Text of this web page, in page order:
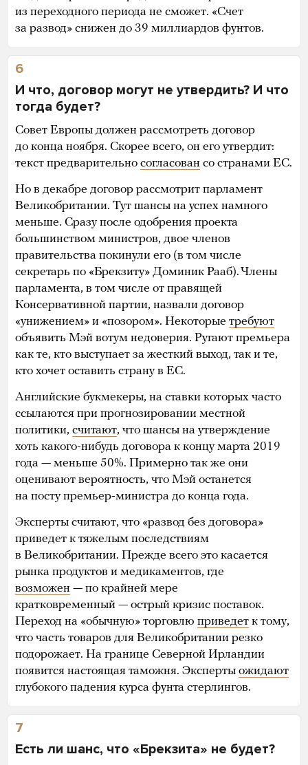
из переходного периода не сможет. «Счет
за развод» снижен до 39 миллиардов фунтов.
6
И что, договор могут не утвердить? И что
тогда будет?
Совет Европы должен рассмотреть договор
до конца ноября. Скорее всего, он его утвердит:
текст предварительно согласован со странами ЕС.
Но в декабре договор рассмотрит парламент
Великобритании. Тут шансы на успех намного
меньше. Сразу после одобрения проекта
большинством министров, двое членов
правительства покинули его (в том числе
секретарь по «Брекзиту» Доминик Рааб). Члены
парламента, в том числе от правящей
Консервативной партии, назвали договор
«унижением» и «позором». Некоторые требуют
объявить Мэй вотум недоверия. Ругают премьера
как те, кто выступает за жесткий выход, так и те,
кто хочет оставить страну в ЕС.
Английские букмекеры, на ставки которых часто
ссылаются при прогнозировании местной
политики, считают, что шансы на утверждение
хоть какого-нибудь договора к концу марта 2019
года — меньше 50%. Примерно так же они
оценивают вероятность, что Мэй останется
на посту премьер-министра до конца года.
Эксперты считают, что «развод без договора»
приведет к тяжелым последствиям
в Великобритании. Прежде всего это касается
рынка продуктов и медикаментов, где
возможен — по крайней мере
кратковременный — острый кризис поставок.
Переход на «обычную» торговлю приведет к тому,
что часть товаров для Великобритании резко
подорожает. На границе Северной Ирландии
появится настоящая таможня. Эксперты ожидают
глубокого падения курса фунта стерлингов.
7
Есть ли шанс, что «Брекзита» не будет?